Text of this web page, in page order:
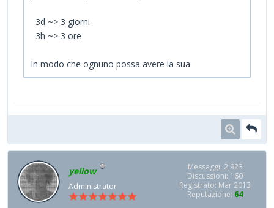
3d ~> 3 giorni
3h ~> 3 ore
In modo che ognuno possa avere la sua
yellow
Administrator
Messaggi: 2,923
Discussioni: 160
Registrato: Mar 2013
Reputazione: 64